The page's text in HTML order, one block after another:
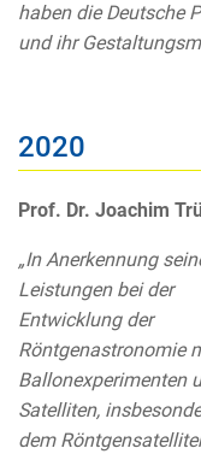
haben die Deutsche
und ihr
2020
Prof. Dr. Joachim
„In Anerkennung
Leistungen bei der
Entwicklung der
Röntgenastronomie
Ballonexperimenten
Satelliten,
dem